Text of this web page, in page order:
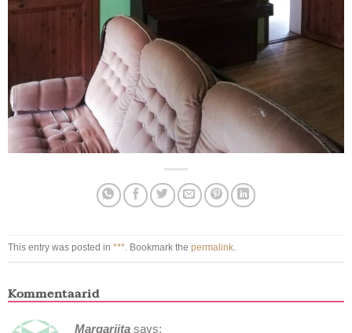
This entry was posted in ***. Bookmark the permalink.
Kommentaarid
Margariita says: